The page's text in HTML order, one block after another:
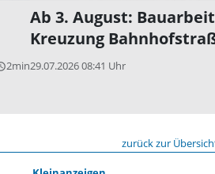
2min
Ab 3. August:
Kreuzung
29.07.2026 08:41 Uhr
zurück zur